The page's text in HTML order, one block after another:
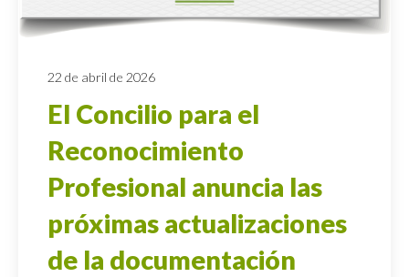
22 de abril de 2026
El Concilio para el
Reconocimiento
Profesional anuncia las
próximas actualizaciones
de la documentación